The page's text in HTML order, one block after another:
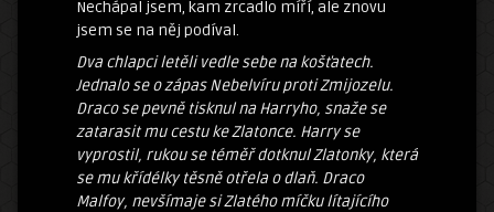
Nechápal jsem, kam zrcadlo míří, ale znovu
jsem se na něj podíval.
Dva chlapci letěli vedle sebe na košťatech.
Jednalo se o zápas Nebelvíru proti Zmijozelu.
Draco se pevně tisknul na Harryho, snaže se
zatarasit mu cestu ke Zlatonce. Harry se
vyprostil, rukou se téměř dotknul Zlatonky, která
se mu křídélky těsně otřela o dlaň. Draco
Malfoy, nevšímaje si Zlatého míčku lítajícího